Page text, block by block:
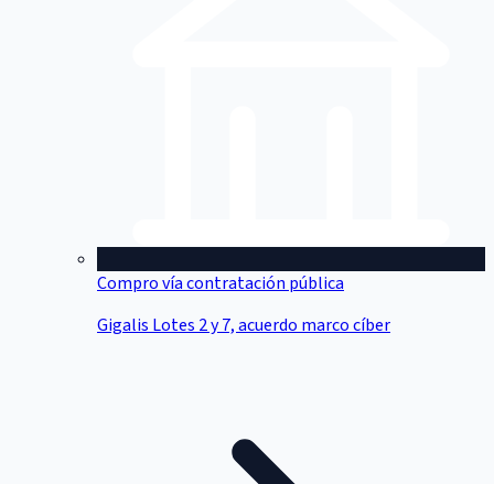
Compro vía contratación pública
Gigalis Lotes 2 y 7, acuerdo marco cíber